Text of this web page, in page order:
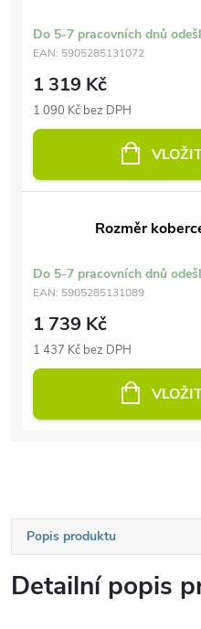
Do 5-7 pracovních dnů
EAN: 5905285131072
1 319 Kč
1 090 Kč bez DPH
Rozměr
Do 5-7 pracovních dnů
EAN: 5905285131089
1 739 Kč
1 437 Kč bez DPH
Popis produktu
Detailní popis